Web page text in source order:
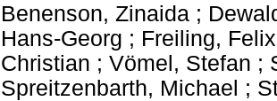
Benenson, Zinaida ;
Hans-Georg ; Freiling, Felix
Christian ; Vömel, Stefan ;
Spreitzenbarth, Michael ;